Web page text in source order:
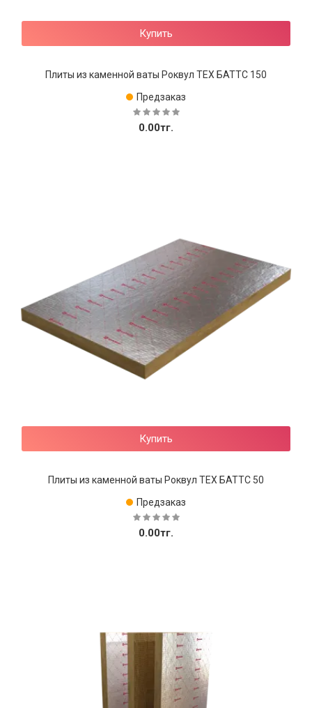
Купить
Плиты из каменной ваты Роквул ТЕХ БАТТС 150
Предзаказ
0.00тг.
Купить
Плиты из каменной ваты Роквул ТЕХ БАТТС 50
Предзаказ
0.00тг.